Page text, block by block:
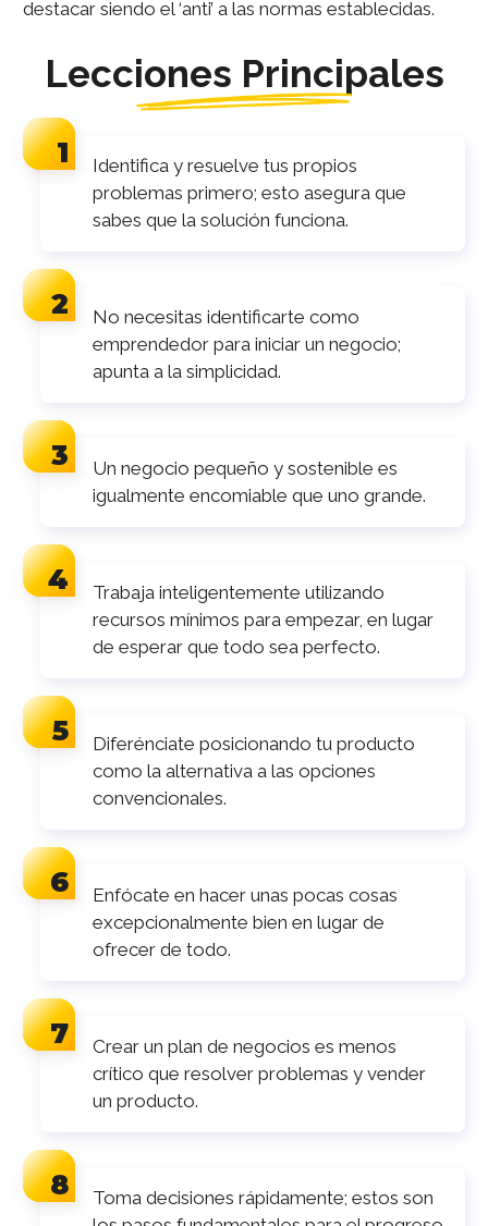
destacar siendo el ‘anti’ a las normas establecidas.
Lecciones Principales
Identifica y resuelve tus propios
problemas primero; esto asegura que
sabes que la solución funciona.
No necesitas identificarte como
emprendedor para iniciar un negocio;
apunta a la simplicidad.
Un negocio pequeño y sostenible es
igualmente encomiable que uno grande.
Trabaja inteligentemente utilizando
recursos mínimos para empezar, en lugar
de esperar que todo sea perfecto.
Diferénciate posicionando tu producto
como la alternativa a las opciones
convencionales.
Enfócate en hacer unas pocas cosas
excepcionalmente bien en lugar de
ofrecer de todo.
Crear un plan de negocios es menos
crítico que resolver problemas y vender
un producto.
Toma decisiones rápidamente; estos son